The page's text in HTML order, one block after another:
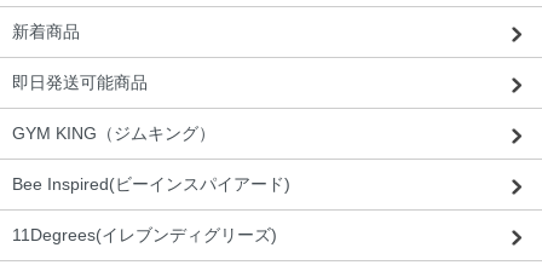
新着商品
即日発送可能商品
GYM KING（ジムキング）
Bee Inspired(ビーインスパイアード)
11Degrees(イレブンディグリーズ)